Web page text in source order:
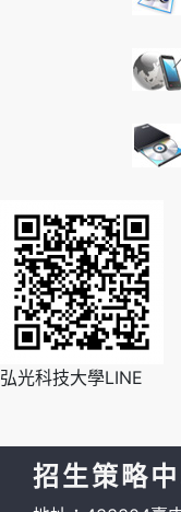
弘光科技大學LINE
招生策略